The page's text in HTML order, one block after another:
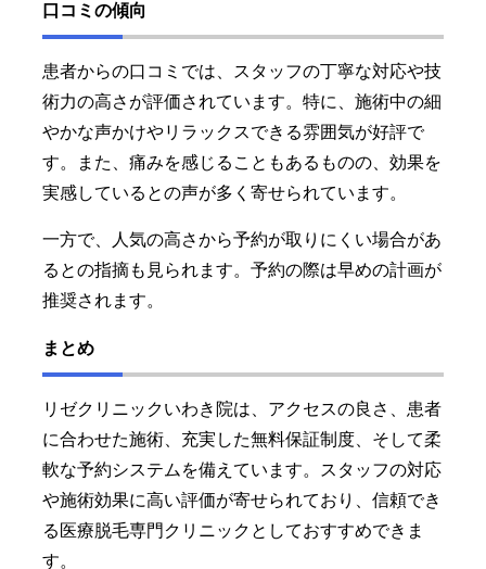
口コミの傾向
患者からの口コミでは、スタッフの丁寧な対応や技
術力の高さが評価されています。特に、施術中の細
やかな声かけやリラックスできる雰囲気が好評で
す。また、痛みを感じることもあるものの、効果を
実感しているとの声が多く寄せられています。
一方で、人気の高さから予約が取りにくい場合があ
るとの指摘も見られます。予約の際は早めの計画が
推奨されます。
まとめ
リゼクリニックいわき院は、アクセスの良さ、患者
に合わせた施術、充実した無料保証制度、そして柔
軟な予約システムを備えています。スタッフの対応
や施術効果に高い評価が寄せられており、信頼でき
る医療脱毛専門クリニックとしておすすめできま
す。